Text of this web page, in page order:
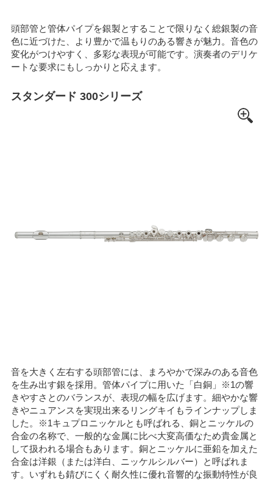
頭部管と管体パイプを銀製とすることで限りなく総銀製の音
色に近づけた、より豊かで温もりのある響きが魅力。音色の
変化がつけやすく、多彩な表現が可能です。演奏者のデリケ
ートな要求にもしっかりと応えます。
スタンダード 300シリーズ
音を大きく左右する頭部管には、まろやかで深みのある音色
を生み出す銀を採用。管体パイプに用いた「白銅」※1の響
きやすさとのバランスが、表現の幅を広げます。細やかな響
きやニュアンスを実現出来るリングキイもラインナップしま
した。※1キュプロニッケルとも呼ばれる、銅とニッケルの
合金の名称で、一般的な金属に比べ大変高価なため貴金属と
して扱われる場合もあります。銅とニッケルに亜鉛を加えた
合金は洋銀（または洋白、ニッケルシルバー）と呼ばれま
す。いずれも錆びにくく耐久性に優れ音響的な振動特性が良